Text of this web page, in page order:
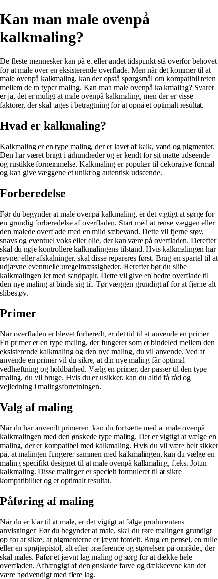
Kan man male ovenpå
kalkmaling?
De fleste mennesker kan på et eller andet tidspunkt stå overfor behovet
for at male over en eksisterende overflade. Men når det kommer til at
male ovenpå kalkmaling, kan der opstå spørgsmål om kompatibiliteten
mellem de to typer maling. Kan man male ovenpå kalkmaling? Svaret
er ja, det er muligt at male ovenpå kalkmaling, men der er visse
faktorer, der skal tages i betragtning for at opnå et optimalt resultat.
Hvad er kalkmaling?
Kalkmaling er en type maling, der er lavet af kalk, vand og pigmenter.
Den har været brugt i århundreder og er kendt for sit matte udseende
og rustikke fornemmelse. Kalkmaling er populær til dekorative formål
og kan give væggene et unikt og autentisk udseende.
Forberedelse
Før du begynder at male ovenpå kalkmaling, er det vigtigt at sørge for
en grundig forberedelse af overfladen. Start med at rense væggen eller
den malede overflade med en mild sæbevand. Dette vil fjerne støv,
snavs og eventuel voks eller olie, der kan være på overfladen. Derefter
skal du nøje kontrollere kalkmalingens tilstand. Hvis kalkmalingen har
revner eller afskalninger, skal disse repareres først. Brug en spartel til at
udjævne eventuelle uregelmæssigheder. Herefter bør du slibe
kalkmalingen let med sandpapir. Dette vil give en bedre overflade til
den nye maling at binde sig til. Tør væggen grundigt af for at fjerne alt
slibestøv.
Primer
Når overfladen er blevet forberedt, er det tid til at anvende en primer.
En primer er en type maling, der fungerer som et bindeled mellem den
eksisterende kalkmaling og den nye maling, du vil anvende. Ved at
anvende en primer vil du sikre, at din nye maling får optimal
vedhæftning og holdbarhed. Vælg en primer, der passer til den type
maling, du vil bruge. Hvis du er usikker, kan du altid få råd og
vejledning i malingsforretningen.
Valg af maling
Når du har anvendt primeren, kan du fortsætte med at male ovenpå
kalkmalingen med den ønskede type maling. Det er vigtigt at vælge en
maling, der er kompatibel med kalkmaling. Hvis du vil være helt sikker
på, at malingen fungerer sammen med kalkmalingen, kan du vælge en
maling specifikt designet til at male ovenpå kalkmaling, f.eks. Jotun
kalkmaling. Disse malinger er specielt formuleret til at sikre
kompatibilitet og et optimalt resultat.
Påføring af maling
Når du er klar til at male, er det vigtigt at følge producentens
anvisninger. Før du begynder at male, skal du røre malingen grundigt
op for at sikre, at pigmenterne er jævnt fordelt. Brug en pensel, en rulle
eller en sprøjtepistol, alt efter præference og størrelsen på området, der
skal males. Påfør et jævnt lag maling og sørg for at dække hele
overfladen. Afhængigt af den ønskede farve og dækkeevne kan det
være nødvendigt med flere lag.